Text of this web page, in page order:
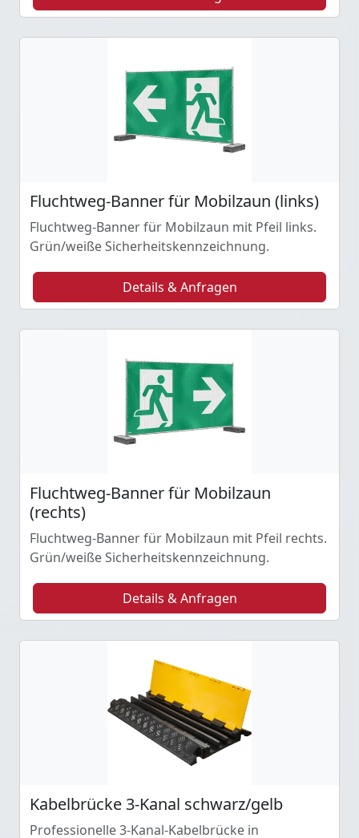
Fluchtweg-Banner für Mobilzaun (links)
Fluchtweg-Banner für Mobilzaun mit Pfeil links.
Grün/weiße Sicherheitskennzeichnung.
Details & Anfragen
Fluchtweg-Banner für Mobilzaun
(rechts)
Fluchtweg-Banner für Mobilzaun mit Pfeil rechts.
Grün/weiße Sicherheitskennzeichnung.
Details & Anfragen
Kabelbrücke 3-Kanal schwarz/gelb
Professionelle 3-Kanal-Kabelbrücke in